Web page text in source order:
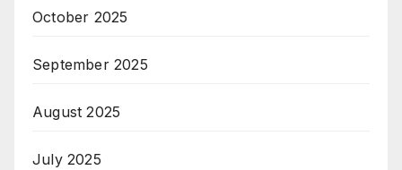
October 2025
September 2025
August 2025
July 2025